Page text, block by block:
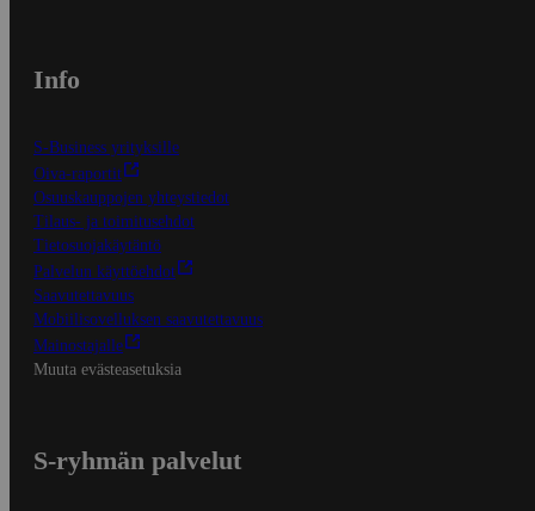
Info
S-Business yrityksille
Oiva-raportit
Osuuskauppojen yhteystiedot
Tilaus- ja toimitusehdot
Tietosuojakäytäntö
Palvelun käyttöehdot
Saavutettavuus
Mobiilisovelluksen saavutettavuus
Mainostajalle
Muuta evästeasetuksia
S-ryhmän palvelut